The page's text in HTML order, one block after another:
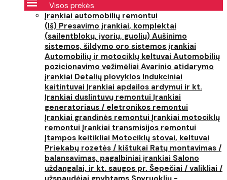
Visos prekės
Įrankiai automobilių remontui
(Iš) Presavimo įrankiai, komplektai
(sailentblokų, įvorių, guolių) Aušinimo
sistemos, šildymo oro sistemos įrankiai
Automobilių ir motociklų keltuvai Automobilių
pozicionavimo vežimėliai Avarinio atidarymo
įrankiai Detalių plovyklos Indukciniai
kaitintuvai Įrankiai apdailos ardymui ir kt.
Įrankiai duslintuvų remontui Įrankiai
generatoriaus / eletronikos remontui
Įrankiai grandinės remontui Įrankiai motociklų
remontui Įrankiai transmisijos remontui
Įtampos keitikliai Motociklų stovai, keltuvai
Priekabų rozetės / kištukai Ratų montavimas /
balansavimas, pagalbiniai įrankiai Salono
uždangalai, ir kt. saugos pr. Šepečiai / valikliai /